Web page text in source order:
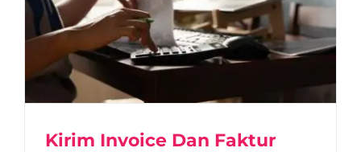
Kirim Invoice Dan Faktur